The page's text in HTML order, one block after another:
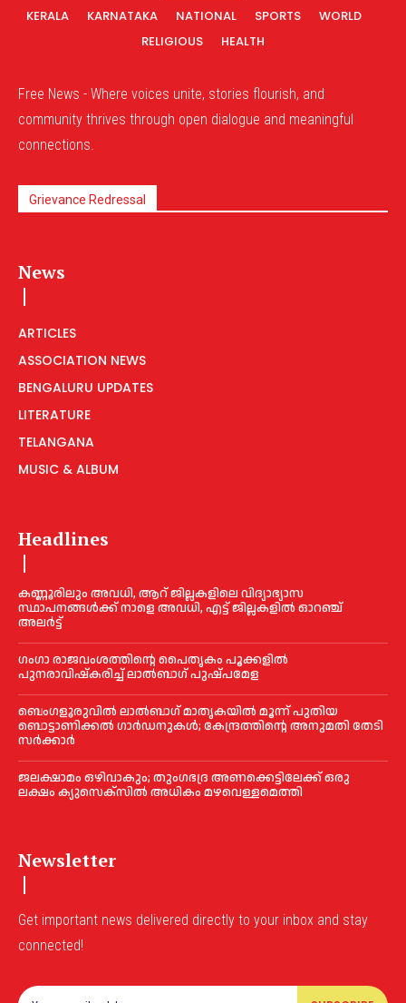
KERALA KARNATAKA NATIONAL SPORTS
WORLD
RELIGIOUS
HEALTH
Free News - Where voices unite, stories flourish, and
community thrives through open dialogue and meaningful
connections.
Grievance Redressal
News
ARTICLES
ASSOCIATION NEWS
BENGALURU UPDATES
LITERATURE
TELANGANA
MUSIC & ALBUM
Headlines
കണ്ണൂരിലും അവധി, ആറ് ജില്ലകളിലെ വിദ്യാഭ്യാസ
സ്ഥാപനങ്ങൾക്ക് നാളെ അവധി, എട്ട് ജില്ലകളിൽ ഓറഞ്ച്
അലർട്ട്
ഗംഗാ രാജവംശത്തിന്റെ പൈതൃകം പൂക്കളിൽ
പുനരാവിഷ്‌കരിച്ച് ലാൽബാഗ് പുഷ്പമേള
ബെംഗളൂരുവിൽ ലാൽബാഗ് മാതൃകയിൽ മൂന്ന് പുതിയ
ബൊട്ടാണിക്കൽ ഗാർഡനുകൾ; കേന്ദ്രത്തിന്റെ അനുമതി തേടി
സർക്കാർ
ജലക്ഷാമം ഒഴിവാകും; തുംഗഭദ്ര അണക്കെട്ടിലേക്ക് ഒരു
ലക്ഷം ക്യുസെക്സില്‍ അധികം മഴവെള്ളമെത്തി
Newsletter
Get important news delivered directly to your inbox and stay
connected!